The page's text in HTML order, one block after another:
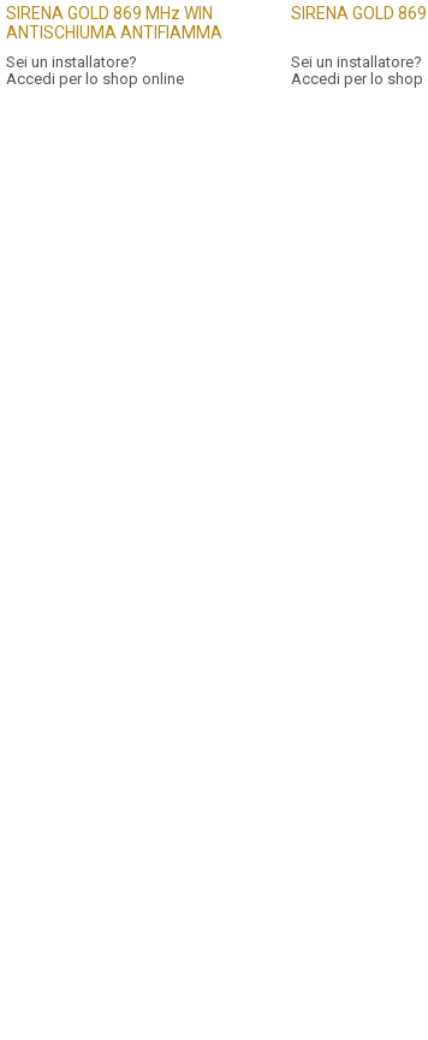
SIRENA GOLD 869 MHz WIN
ANTISCHIUMA ANTIFIAMMA
Sei un installatore?
Accedi per lo shop online
SIRENA GOLD
Sei un installatore?
Accedi per lo shop